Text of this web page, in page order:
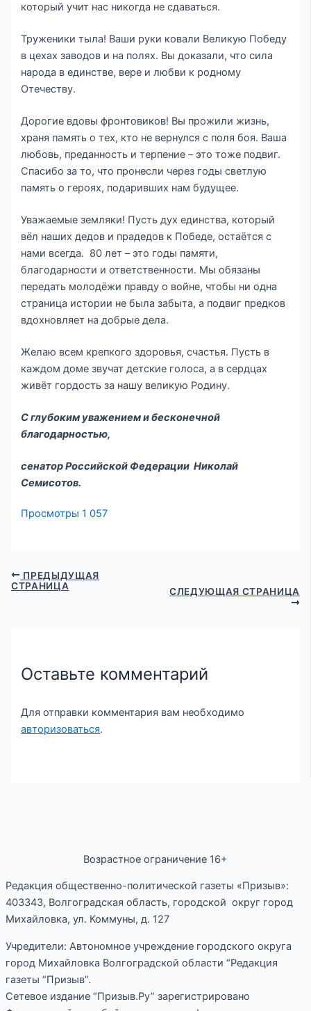
который учит нас никогда не сдаваться.
Труженики тыла! Ваши руки ковали Великую Победу
в цехах заводов и на полях. Вы доказали, что сила
народа в единстве, вере и любви к родному
Отечеству.
Дорогие вдовы фронтовиков! Вы прожили жизнь,
храня память о тех, кто не вернулся с поля боя. Ваша
любовь, преданность и терпение – это тоже подвиг.
Спасибо за то, что пронесли через годы светлую
память о героях, подаривших нам будущее.
Уважаемые земляки! Пусть дух единства, который
вёл наших дедов и прадедов к Победе, остаётся с
нами всегда. 80 лет – это годы памяти,
благодарности и ответственности. Мы обязаны
передать молодёжи правду о войне, чтобы ни одна
страница истории не была забыта, а подвиг предков
вдохновляет на добрые дела.
Желаю всем крепкого здоровья, счастья. Пусть в
каждом доме звучат детские голоса, а в сердцах
живёт гордость за нашу великую Родину.
С глубоким уважением и бесконечной
благодарностью,
сенатор Российской Федерации Николай
Семисотов.
Просмотры 1 057
ПРЕДЫДУЩАЯ
СТРАНИЦА
СЛЕДУЮЩАЯ СТРАНИЦА
Оставьте комментарий
Для отправки комментария вам необходимо
авторизоваться.
Возрастное ограничение 16+
Редакция общественно-политической газеты «Призыв»:
403343, Волгоградская область, городской округ город
Михайловка, ул. Коммуны, д. 127
Учредители: Автономное учреждение городского округа
город Михайловка Волгоградской области “Редакция
газеты “Призыв”.
Сетевое издание “Призыв.Ру” зарегистрировано